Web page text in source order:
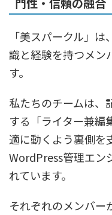
「美スパークル」
識と経験を持つメン
す。
私たちのチームは、
する「ライター兼編
適に動くよう裏側を
WordPress管理エン
れています。
それぞれのメンバー